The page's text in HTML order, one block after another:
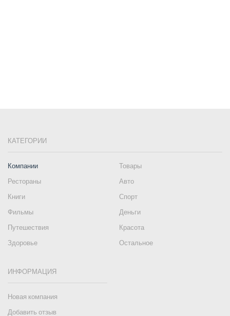
КАТЕГОРИИ
Компании
Товары
Рестораны
Авто
Книги
Спорт
Фильмы
Деньги
Путешествия
Красота
Здоровье
Остальное
ИНФОРМАЦИЯ
Новая компания
Добавить отзыв